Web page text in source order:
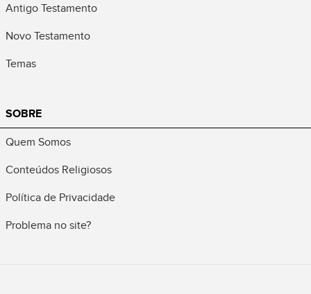
Antigo Testamento
Novo Testamento
Temas
SOBRE
Quem Somos
Conteúdos Religiosos
Política de Privacidade
Problema no site?